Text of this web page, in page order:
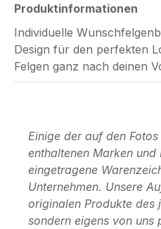
Produktinformationen
Individuelle
Design für den perfekten
Felgen ganz nach deinen
Einige der auf den
enthaltenen Marken
eingetragene
Unternehmen. Unsere
originalen Produkte des
sondern eigens von uns